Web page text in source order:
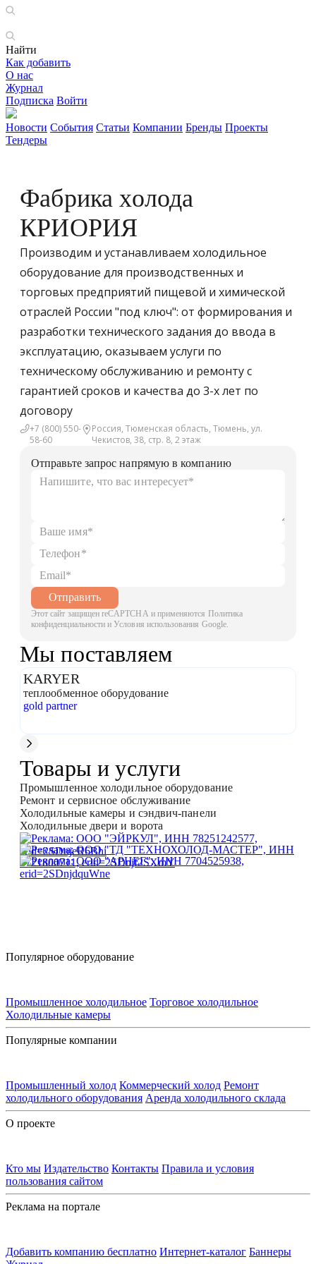
Найти
Как добавить
О нас
Журнал
Подписка Войти
Новости События Статьи Компании Бренды Проекты
Тендеры
Фабрика холода
КРИОРИЯ
Производим и устанавливаем холодильное
оборудование для производственных и
торговых предприятий пищевой и химической
отраслей России "под ключ": от формирования и
разработки технического задания до ввода в
эксплуатацию, оказываем услуги по
техническому обслуживанию и ремонту с
гарантией сроков и качества до 3-х лет по
договору
+7 (800) 550-
58-60
Россия, Тюменская область, Тюмень, ул.
Чекистов, 38, стр. 8, 2 этаж
Отправьте запрос напрямую в компанию
Отправить
Этот сайт защищен reCAPTCHA и применяются Политика
конфиденциальности и Условия использования Google.
Мы поставляем
KARYER
теплообменное оборудование
gold partner
Товары и услуги
Промышленное холодильное оборудование
Ремонт и сервисное обслуживание
Холодильные камеры и сэндвич-панели
Холодильные двери и ворота
Популярное оборудование
Промышленное холодильное Торговое холодильное
Холодильные камеры
Популярные компании
Промышленный холод Коммерческий холод Ремонт
холодильного оборудования Аренда холодильного склада
О проекте
Кто мы Издательство Контакты Правила и условия
пользования сайтом
Реклама на портале
Добавить компанию бесплатно Интернет-каталог Баннеры